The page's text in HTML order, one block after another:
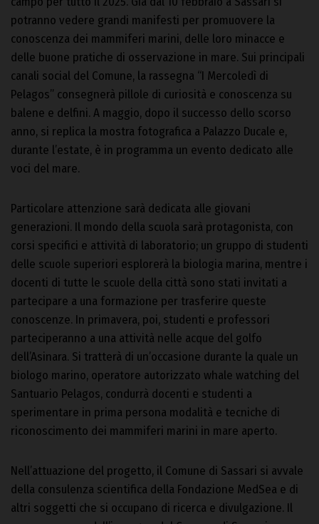
potranno vedere grandi manifesti per promuovere la
conoscenza dei mammiferi marini, delle loro minacce e
delle buone pratiche di osservazione in mare. Sui principali
canali social del Comune, la rassegna “I Mercoledì di
Pelagos” consegnerà pillole di curiosità e conoscenza su
balene e delfini. A maggio, dopo il successo dello scorso
anno, si replica la mostra fotografica a Palazzo Ducale e,
durante l’estate, è in programma un evento dedicato alle
voci del mare.
Particolare attenzione sarà dedicata alle giovani
generazioni. Il mondo della scuola sarà protagonista, con
corsi specifici e attività di laboratorio; un gruppo di studenti
delle scuole superiori esplorerà la biologia marina, mentre i
docenti di tutte le scuole della città sono stati invitati a
partecipare a una formazione per trasferire queste
conoscenze. In primavera, poi, studenti e professori
parteciperanno a una attività nelle acque del golfo
dell’Asinara. Si tratterà di un’occasione durante la quale un
biologo marino, operatore autorizzato whale watching del
Santuario Pelagos, condurrà docenti e studenti a
sperimentare in prima persona modalità e tecniche di
riconoscimento dei mammiferi marini in mare aperto.
Nell’attuazione del progetto, il Comune di Sassari si avvale
della consulenza scientifica della Fondazione MedSea e di
altri soggetti che si occupano di ricerca e divulgazione. Il